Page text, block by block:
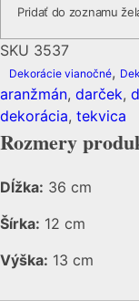
Pridať do zoznamu
SKU 3537
Dekorácie vianočné,
aranžmán, darček,
dekorácia, tekvica
Rozmery
Dĺžka: 36 cm
Šírka: 12 cm
Výška: 13 cm